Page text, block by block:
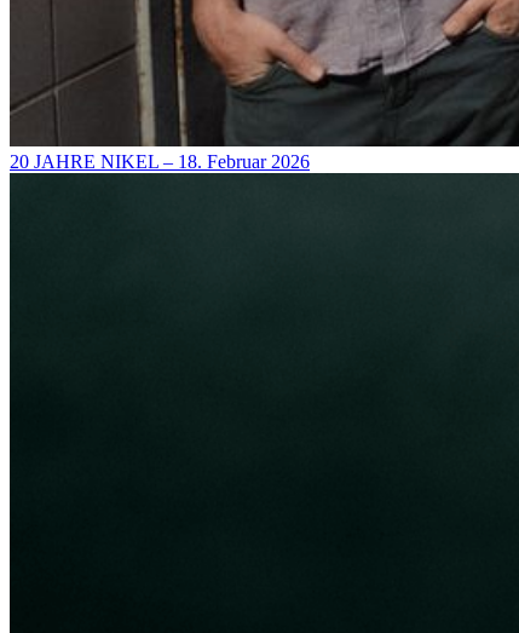
20 JAHRE NIKEL – 18. Februar 2026